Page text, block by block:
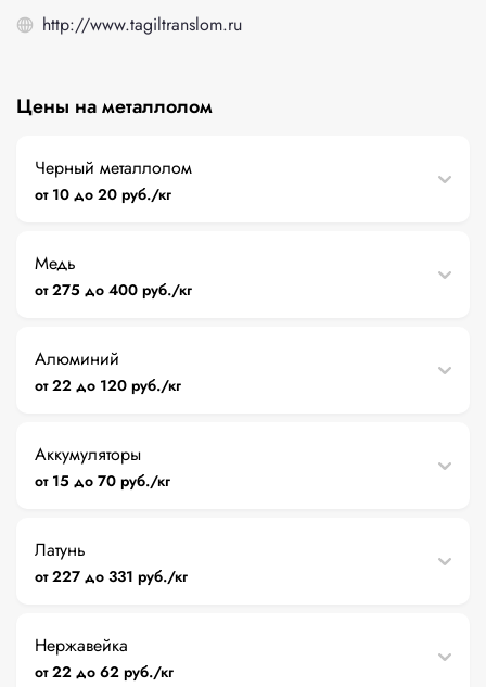
http://www.tagiltranslom.ru
Цены на металлолом
Черный металлолом
от 10 до 20 руб./кг
Медь
от 275 до 400 руб./кг
Алюминий
от 22 до 120 руб./кг
Аккумуляторы
от 15 до 70 руб./кг
Латунь
от 227 до 331 руб./кг
Нержавейка
от 22 до 62 руб./кг